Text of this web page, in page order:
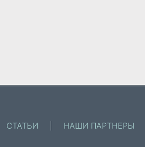
СТАТЬИ НАШИ ПАРТНЕРЫ